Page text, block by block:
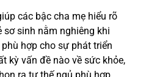
các bậc cha mẹ hiểu rõ
sơ sinh nằm nghiêng khi
hợp cho sự phát triển
kỳ vấn đề nào về sức khỏe,